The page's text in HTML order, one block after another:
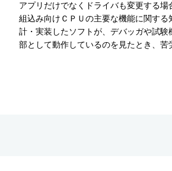
アプリだけでなくドライバも変更する
組込み向けＣＰＵの主要な機能に関す
計・実装したソフトが、デバッガや試
部として動作しているのを見たとき、苦